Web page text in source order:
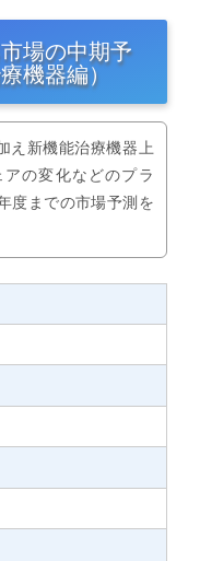
場の中期予
機器編）
え新機能治療機器上
の変化などのプラ
度までの市場予測を